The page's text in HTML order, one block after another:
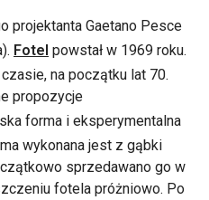
projektanta Gaetano Pesce
Fotel powstał w 1969 roku.
na początku lat 70.
propozycje
forma i eksperymentalna
wykonana jest z gąbki
sprzedawano go w
fotela próżniowo. Po